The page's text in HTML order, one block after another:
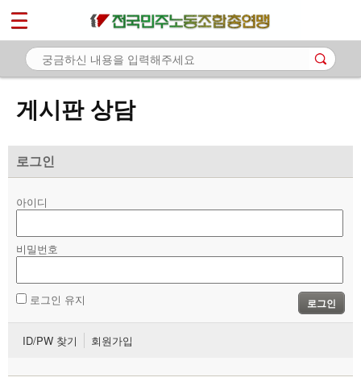
게시판 상담
로그인
아이디
비밀번호
로그인 유지 로그인
ID/PW 찾기 회원가입
마이페이지
소개
노동상담
- 게시판 상담
- 바로보기
- 찾아보기
- 전국 노동상담소 안내
자료
부설기관